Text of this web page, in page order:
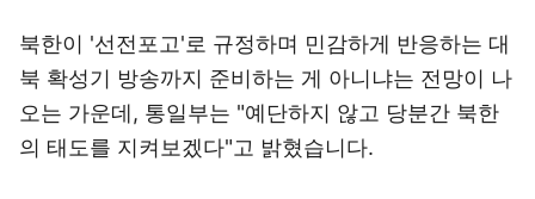
북한이 '선전포고'로 규정하며 민감하게 반응하는 대
북 확성기 방송까지 준비하는 게 아니냐는 전망이 나
오는 가운데, 통일부는 "예단하지 않고 당분간 북한
의 태도를 지켜보겠다"고 밝혔습니다.